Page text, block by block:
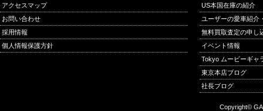
アクセスマップ
お問い合わせ
採用情報
個人情報保護方針
US本国在庫の紹介
ユーザーの愛車紹介
無料買取査定の申し
イベント情報
Tokyo ムービーギャ
東京本店ブログ
社長ブログ
Copyright©